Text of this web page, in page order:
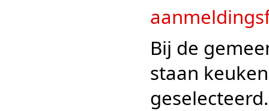
Bij de
staan
geselecteerd.